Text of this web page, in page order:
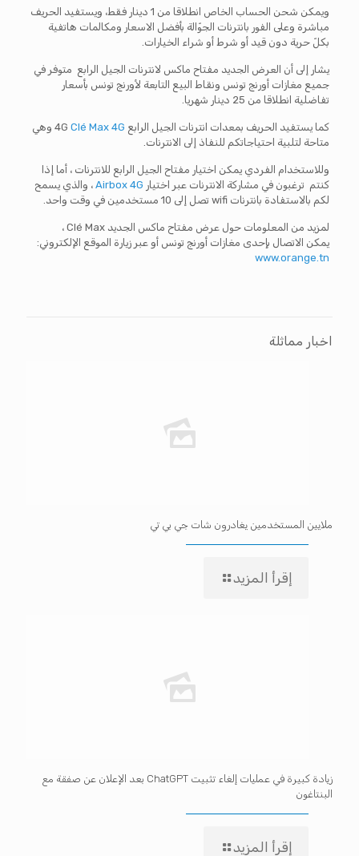
ويمكن شحن الحساب الخاص انطلاقا من 1 دينار فقط، ويستفيد الحريف
مباشرة وعلى الفور بانترنات الجوّالة بأفضل الاسعار ومكالمات هاتفية
بكلّ حرية دون قيد أو شرط أو شراء الخيارات.
يشار إلى أن العرض الجديد مفتاح ماكس لانترنات الجيل الرابع متوفر في
جميع مغازات أورنج تونس ونقاط البيع التابعة لأورنج تونس بأسعار
تفاضلية انطلاقا من 25 دينار شهريا.
كما يستفيد الحريف بمعدات انترنات الجيل الرابع 4G Clé Max 4G
وهي
متاحة لتلبية احتياجاتكم للنفاذ إلى الانترنات.
وللاستخدام الفردي يمكن اختيار مفتاح الجيل الرابع للانترنات ، أما إذا
كنتم ترغبون في مشاركة الانترنات عبر اختيار Airbox 4G، والذي يسمح
لكم بالاستفادة بانترنات wifi تصل إلى 10 مستخدمين في وقت واحد.
لمزيد من المعلومات حول عرض مفتاح ماكس الجديد Clé Max ،
يمكن الاتصال بإحدى مغازات أورنج تونس أو عبر زيارة الموقع الإلكتروني:
www.orange.tn
اخبار مماثلة
ملايين المستخدمين يغادرون شات جي بي تي
إقرأ المزيد
زيادة كبيرة في عمليات إلغاء تثبيت ChatGPT بعد الإعلان عن صفقة مع
البنتاغون
إقرأ المزيد